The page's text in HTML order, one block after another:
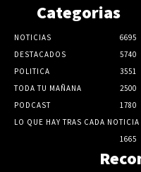
Categorias
NOTICIAS
6695
DESTACADOS
5740
POLITICA
3551
TODA TU MAÑANA
2500
PODCAST
1780
LO QUE HAY TRAS CADA NOTICIA
1665